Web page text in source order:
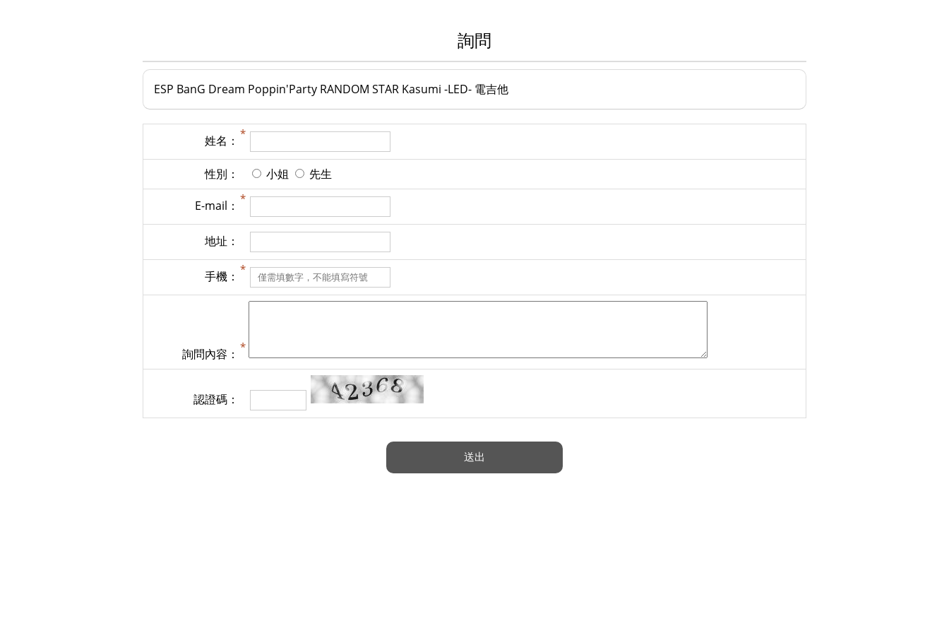
詢問
ESP BanG Dream Poppin'Party RANDOM STAR Kasumi -LED- 電吉他
姓名：
性別： 小姐 先生
E-mail：
地址：
手機：
詢問內容：
認證碼：